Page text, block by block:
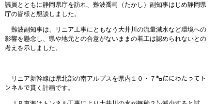
議員とともに静岡県庁を訪れ、難波喬司（たかし）副知事はじめ静岡県
庁の皆様と懇談しました。
難波副知事は、リニア工事にともなう大井川の流量減水など環境への
影響を懸念し、県や地元との合意がないままの着工は認められないとの
考えを示しました。
リニア新幹線は県北部の南アルプスを県内１０・７㌔㍍にわたってト
ンネルで貫く計画です。